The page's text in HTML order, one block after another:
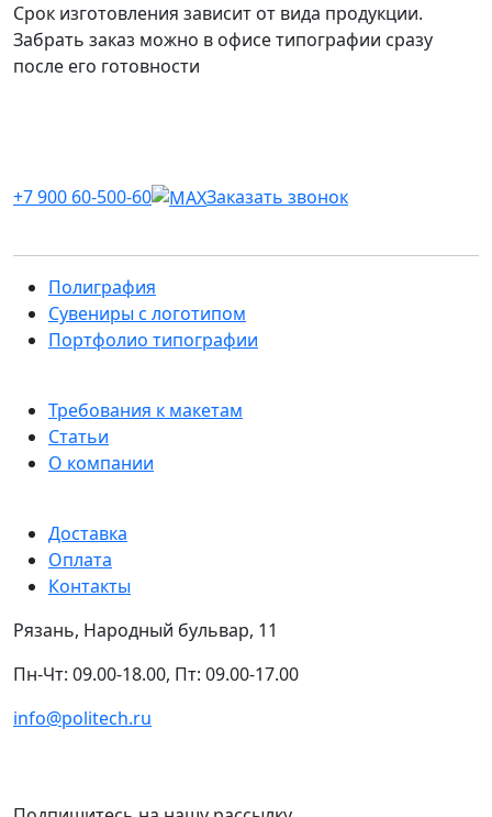
Срок изготовления зависит от вида продукции.
Забрать заказ можно в офисе типографии сразу
после его готовности
+7 900 60-500-60 Заказать звонок
Полиграфия
Сувениры с логотипом
Портфолио типографии
Требования к макетам
Статьи
О компании
Доставка
Оплата
Контакты
Рязань, Народный бульвар, 11
Пн-Чт: 09.00-18.00, Пт: 09.00-17.00
info@politech.ru